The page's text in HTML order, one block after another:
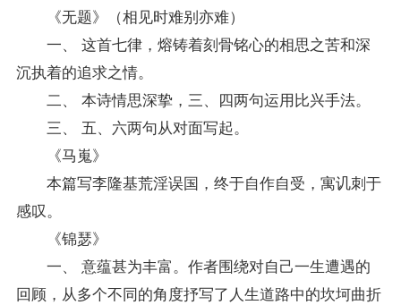
《无题》（相见时难别亦难）
一、 这首七律，熔铸着刻骨铭心的相思之苦和深
沉执着的追求之情。
二、 本诗情思深挚，三、四两句运用比兴手法。
三、 五、六两句从对面写起。
《马嵬》
本篇写李隆基荒淫误国，终于自作自受，寓讥刺于
感叹。
《锦瑟》
一、 意蕴甚为丰富。作者围绕对自己一生遭遇的
回顾，从多个不同的角度抒写了人生道路中的坎坷曲折